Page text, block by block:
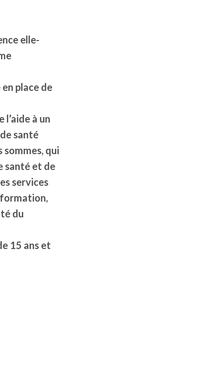
elle-
place de
à un
santé
sommes, qui
santé et de
services
du
15 ans et